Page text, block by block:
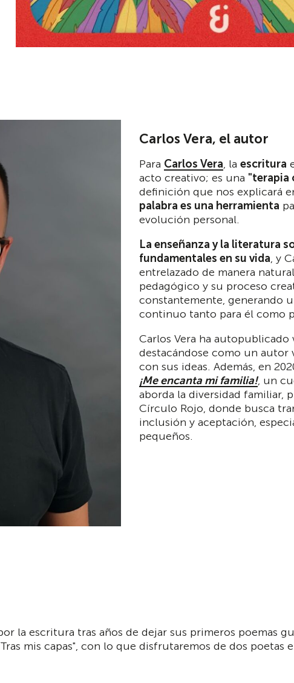
Carlos Vera, el autor
Para Carlos Vera, la escritura
acto creativo; es una "terapia
definición que nos explicará
palabra es una herramienta
evolución personal.
La enseñanza y la literatura
fundamentales en su vida, y
entrelazado de manera
pedagógico y su proceso
constantemente, generando
continuo tanto para él como
Carlos Vera ha autopublicado
destacándose como un
con sus ideas. Además, en
¡Me encanta mi familia!, un
aborda la diversidad familiar,
Círculo Rojo, donde busca
inclusión y aceptación,
pequeños.
la escritura tras años de dejar sus primeros poemas
mis capas", con lo que disfrutaremos de dos poetas